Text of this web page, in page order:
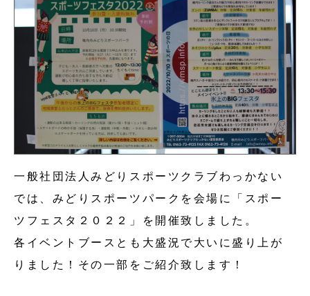
一般社団法人みどりスポーツクラブわっかない
では、みどりスポーツパークを会場に「スポー
ツフェスタ２０２２」を開催致しました。
各イベントブースとも大盛況で大いに盛り上が
りました！その一部をご紹介致します！